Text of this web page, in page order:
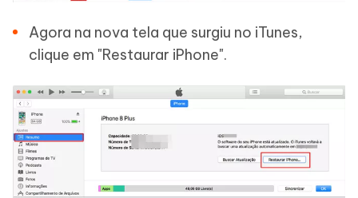
Agora na nova tela que surgiu no iTunes,
clique em "Restaurar iPhone".